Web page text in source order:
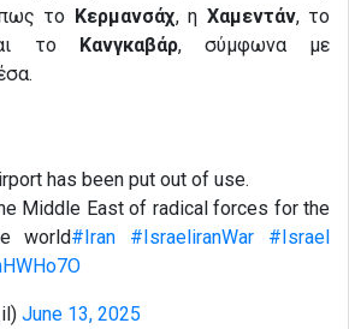
το Κερμανσάχ, η Χαμεντάν, το
το Κανγκαβάρ, σύμφωνα με
has been put out of use.
Middle East of radical forces for the
world#Iran #IsraeliranWar
#Israel
June 13, 2025